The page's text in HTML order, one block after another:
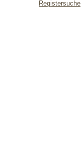
Registersuche